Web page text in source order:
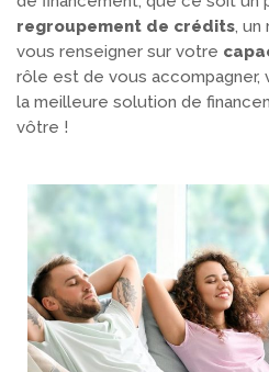
regroupement de crédits, un
vous renseigner sur votre
rôle est de vous
la meilleure solution de
vôtre !